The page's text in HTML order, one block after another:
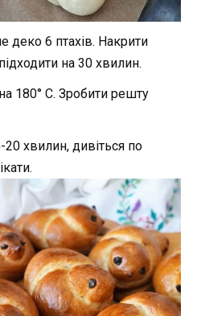
деко 6 птахів. Накрити
на 30 хвилин.
180° С. Зробити решту
20 хвилин, дивіться по